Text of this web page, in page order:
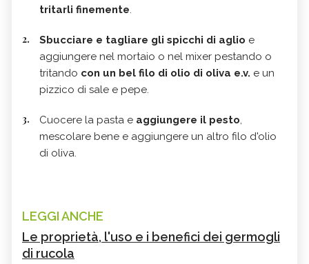
tritarli finemente.
Sbucciare e tagliare gli spicchi di aglio e
aggiungere nel mortaio o nel mixer pestando o
tritando con un bel filo di olio di oliva e.v. e un
pizzico di sale e pepe.
Cuocere la pasta e aggiungere il pesto,
mescolare bene e aggiungere un altro filo d'olio
di oliva.
LEGGI ANCHE
Le proprietà, l'uso e i benefici dei germogli
di rucola